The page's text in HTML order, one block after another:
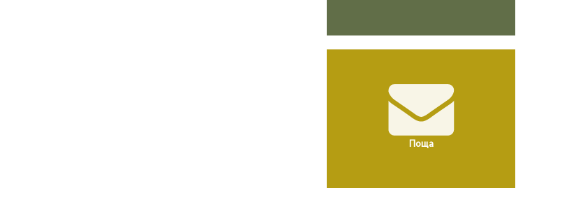
Поща